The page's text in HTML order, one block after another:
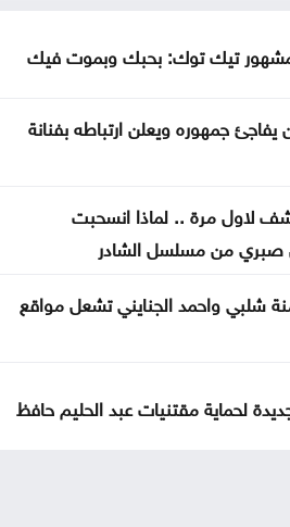
تيك توك: بحبك وبموت فيك
جمهوره ويعلن ارتباطه بفنانة
لاول مرة .. لماذا انسحبت
من مسلسل الشادر
شلبي واحمد الجنايني تشعل مواقع
لحماية مقتنيات عبد الحليم حافظ